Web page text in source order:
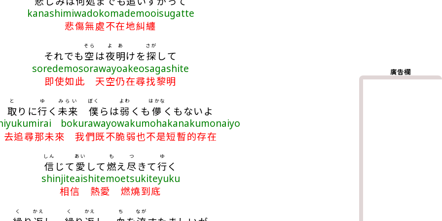
kanashimiwadokomademooisugatte
悲傷無處不在地糾纏
それでも空
そら
は夜
よ
明
あ
けを探
さが
して
soredemosorawayoakeosagashite
即使如此 天空仍在尋找黎明
取
と
りに行
ゆ
く 未来
みらい
僕
ぼく
らは弱
よわ
くも 儚
はかな
くもないよ
bokurawayowakumohakanakumonaiyo
去追尋那未來 我們既不脆弱也不是短暫的存在
信
しん
じて愛
あい
して燃
も
え尽
つ
きて行
ゆ
く
shinjiteaishitemoetsukiteyuku
相信 熱愛 燃燒到底
く かえ く かえ ち なが
廣告欄